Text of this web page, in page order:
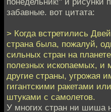
забавные. вот цитата:
> Когда встретились
страна была, пожалуй,
сильных стран на
полезных ископаемых,
другие страны, угрожая
гигантскими ракетами
штуками с самолетов.
У многих стран ни шиша